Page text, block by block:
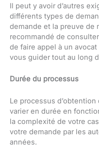
Il peut y avoir d’autres
différents types de
demande et la preuve de
recommandé de
de faire appel à un
vous guider tout au long
Durée du processus
Le processus
varier en durée en
la complexité de votre
votre demande par les
années.